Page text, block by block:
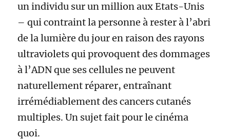
un individu sur un million aux Etats-Unis
– qui contraint la personne à rester à l’abri
de la lumière du jour en raison des rayons
ultraviolets qui provoquent des dommages
à l’ADN que ses cellules ne peuvent
naturellement réparer, entraînant
irrémédiablement des cancers cutanés
multiples. Un sujet fait pour le cinéma
quoi.